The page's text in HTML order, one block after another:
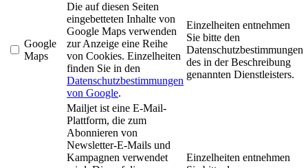
Google
Maps
Die auf diesen Seiten
eingebetteten Inhalte von
Google Maps verwenden
zur Anzeige eine Reihe
von Cookies. Einzelheiten
finden Sie in den
Datenschutzbestimmungen
von Google.
Einzelheiten entnehmen
Sie bitte den
Datenschutzbestimmungen
des in der Beschreibung
genannten Dienstleisters.
Mailjet ist eine E-Mail-
Plattform, die zum
Abonnieren von
Newsletter-E-Mails und
Kampagnen verwendet
Einzelheiten entnehmen